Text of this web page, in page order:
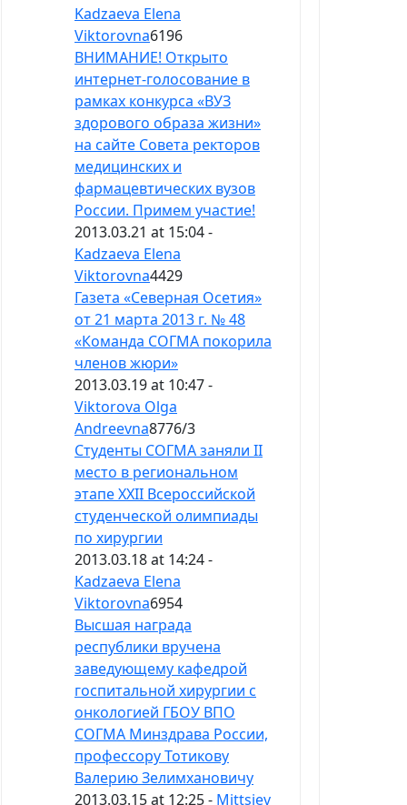
Kadzaeva Elena
Viktorovna6196
ВНИМАНИЕ! Открыто
интернет-голосование в
рамках конкурса «ВУЗ
здорового образа жизни»
на сайте Совета ректоров
медицинских и
фармацевтических вузов
России. Примем участие!
2013.03.21 at 15:04 -
Kadzaeva Elena
Viktorovna4429
Газета «Северная Осетия»
от 21 марта 2013 г. № 48
«Команда СОГМА покорила
членов жюри»
2013.03.19 at 10:47 -
Viktorova Olga
Andreevna8776/3
Студенты СОГМА заняли II
место в региональном
этапе XXII Всероссийской
студенческой олимпиады
по хирургии
2013.03.18 at 14:24 -
Kadzaeva Elena
Viktorovna6954
Высшая награда
республики вручена
заведующему кафедрой
госпитальной хирургии с
онкологией ГБОУ ВПО
СОГМА Минздрава России,
профессору Тотикову
Валерию Зелимхановичу
2013.03.15 at 12:25 - Mittsiev